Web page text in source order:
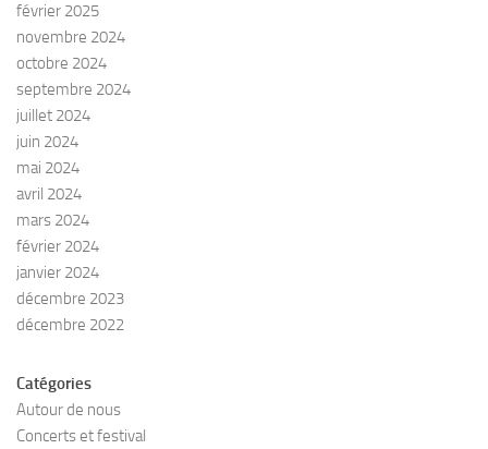
février 2025
novembre 2024
octobre 2024
septembre 2024
juillet 2024
juin 2024
mai 2024
avril 2024
mars 2024
février 2024
janvier 2024
décembre 2023
décembre 2022
Catégories
Autour de nous
Concerts et festival